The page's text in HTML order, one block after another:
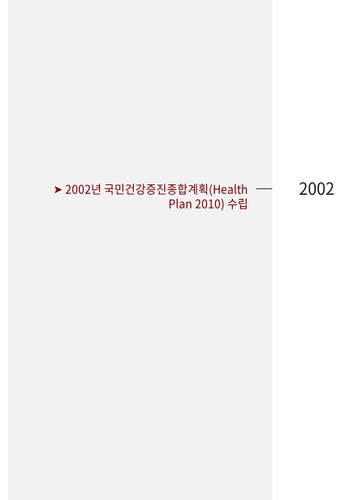
➤ 2002년 국민건강증진종합계획(Health
Plan 2010) 수립
2002